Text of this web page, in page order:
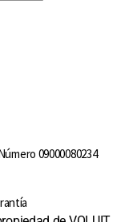
09000080234